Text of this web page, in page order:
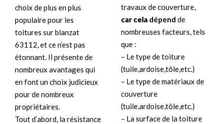
choix de plus en plus
populaire pour les
toitures sur blanzat
63112, et ce n’est pas
étonnant. Il présente de
nombreux avantages qui
en font un choix judicieux
pour de nombreux
propriétaires.
Tout d’abord, la résistance
travaux de couverture,
car cela dépend de
nombreuses facteurs, tels
que :
– Le type de toiture
(tuile,ardoise,tôle,etc.)
– Le type de matériaux de
couverture
(tuile,ardoise,tôle,etc.)
– La surface de la toiture